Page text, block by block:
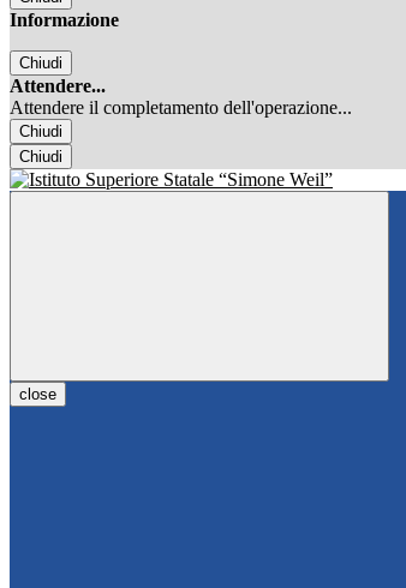
Informazione
Chiudi
Attendere...
Attendere il completamento dell'operazione...
Chiudi
Chiudi
close